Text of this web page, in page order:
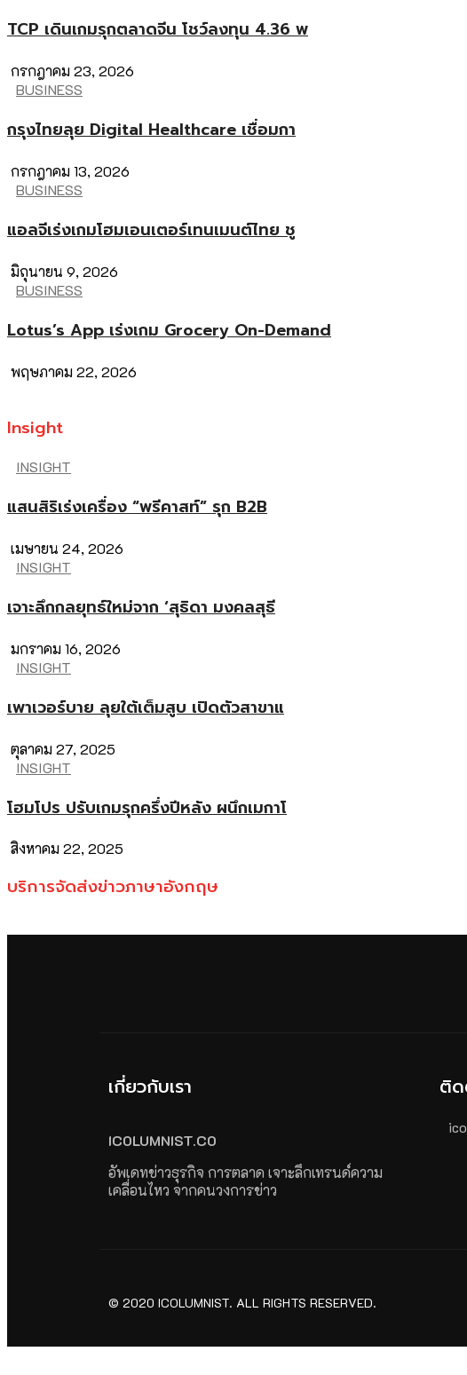
TCP เดินเกมรุกตลาดจีน โชว์ลงทุน 4.36 พ
กรกฎาคม 23, 2026
BUSINESS
กรุงไทยลุย Digital Healthcare เชื่อมกา
กรกฎาคม 13, 2026
BUSINESS
แอลจีเร่งเกมโฮมเอนเตอร์เทนเมนต์ไทย ชู
มิถุนายน 9, 2026
BUSINESS
Lotus’s App เร่งเกม Grocery On-Demand
พฤษภาคม 22, 2026
Insight
INSIGHT
แสนสิริเร่งเครื่อง “พรีคาสท์” รุก B2B
เมษายน 24, 2026
INSIGHT
เจาะลึกกลยุทธ์ใหม่จาก ‘สุธิดา มงคลสุธี
มกราคม 16, 2026
INSIGHT
เพาเวอร์บาย ลุยใต้เต็มสูบ เปิดตัวสาขาแ
ตุลาคม 27, 2025
INSIGHT
โฮมโปร ปรับเกมรุกครึ่งปีหลัง ผนึกเมกาโ
สิงหาคม 22, 2025
บริการจัดส่งข่าวภาษาอังกฤษ
เกี่ยวกับเรา
ICOLUMNIST.CO
อัพเดทข่าวธุรกิจ การตลาด เจาะลึกเทรนด์ความ
เคลื่อนไหว จากคนวงการข่าว
ติด
© 2020 ICOLUMNIST. ALL RIGHTS RESERVED.